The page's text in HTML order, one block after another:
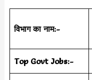
विभाग का नाम:-
Top Govt Jobs:-